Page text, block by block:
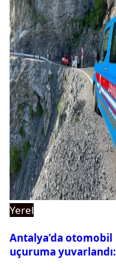
Yerel
Antalya’da otomobil
uçuruma yuvarlandı: